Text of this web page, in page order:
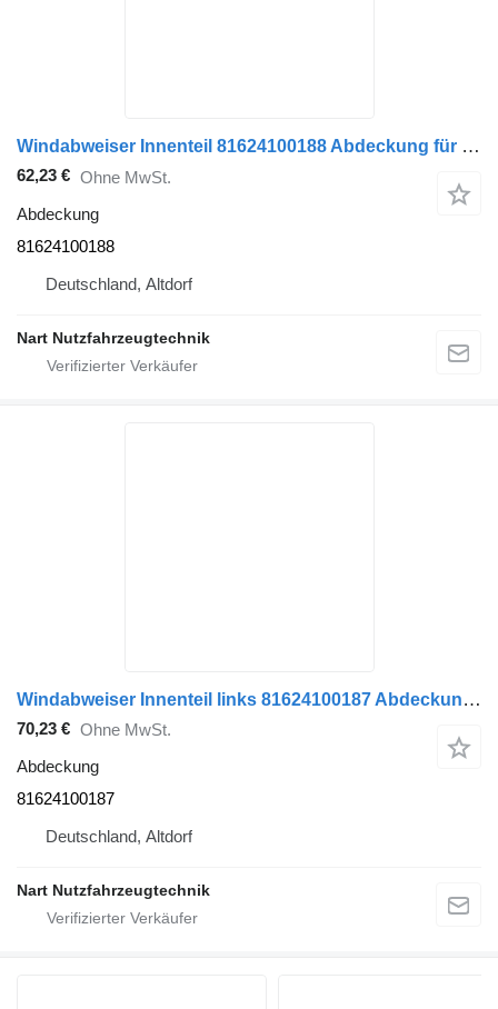
Windabweiser Innenteil 81624100188 Abdeckung für MAN TGL TGM Sattelzugmaschine
62,23 € Ohne MwSt.
Abdeckung
81624100188
Deutschland, Altdorf
Nart Nutzfahrzeugtechnik
Windabweiser Innenteil links 81624100187 Abdeckung für MAN TGL TGM Sattelzugmaschine
70,23 € Ohne MwSt.
Abdeckung
81624100187
Deutschland, Altdorf
Nart Nutzfahrzeugtechnik